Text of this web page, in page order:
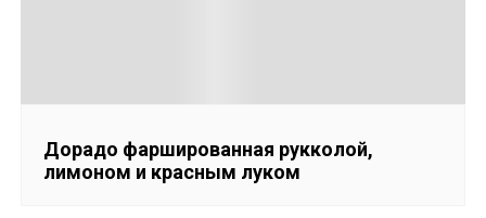
Дорадо фаршированная рукколой,
лимоном и красным луком